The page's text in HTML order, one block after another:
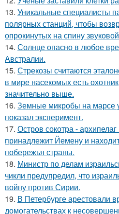
13. Уникальные специалисты
полярных станций, чтобы
опрокинутых на спину
14. Солнце опасно в любое
Австралии.
15. Стрекозы считаются
в мире насекомых есть
значительно выше.
16. Земные микробы на марсе
показал эксперимент.
17. Остров сокотра -
принадлежит Йемену и
побережья страны.
18. Министр по делам
чикли предупредил, что
войну против Сирии.
19. В Петербурге арестовали
домогательствах к